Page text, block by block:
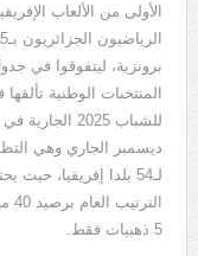
الأولى من الألعاب
الرياضيون الجزائريون بـ
برونزية، ليتفوقوا في
المنتخبات الوطنية
للشباب
الجارية
ديسمبر الجاري وهي
لـ 54 بلدا إفريقيا، حيث
الترتيب العام برصيد
5 ذهبيات فقط